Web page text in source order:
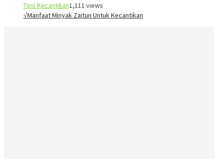
Tips Kecantikan1,111 views
√Manfaat Minyak Zaitun Untuk Kecantikan